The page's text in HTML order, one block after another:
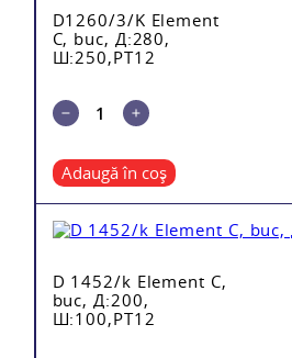
D1260/3/K Element
C, buc, Д:280,
Ш:250,PT12
Adaugă în coș
D 1452/k Element C,
buc, Д:200,
Ш:100,PT12